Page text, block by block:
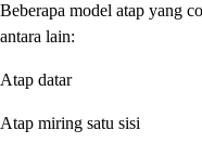
Beberapa model atap yang
antara lain:
Atap datar
Atap miring satu sisi